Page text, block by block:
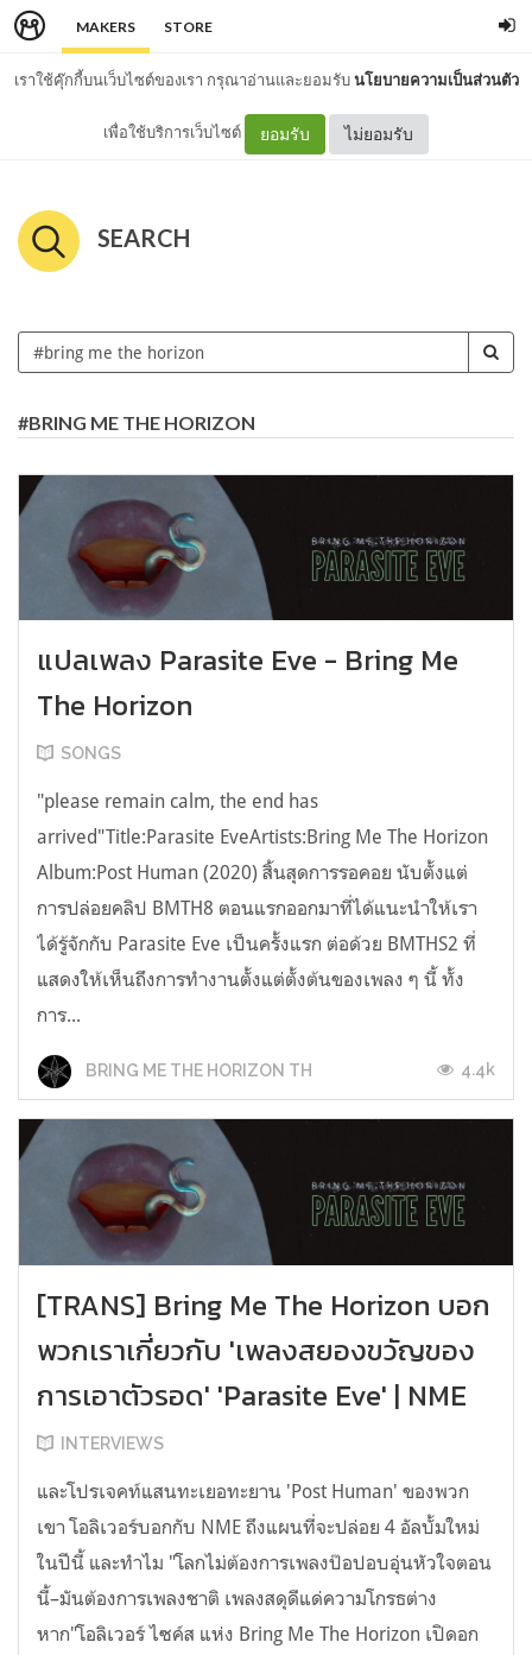
MAKERS STORE
เราใช้คุ๊กกี้บนเว็บไซต์ของเรา กรุณาอ่านและยอมรับนโยบายความเป็นส่วนตัว
เพื่อใช้บริการเว็บไซต์ ยอมรับ ไม่ยอมรับ
SEARCH
#BRING ME THE HORIZON
แปลเพลง Parasite Eve - Bring Me
The Horizon
SONGS
"please remain calm, the end has
arrived"Title:Parasite EveArtists:Bring Me The Horizon
Album:Post Human (2020) สิ้นสุดการรอคอย นับตั้งแต่
การปล่อยคลิป BMTH8 ตอนแรกออกมาที่ได้แนะนำให้เรา
ได้รู้จักกับ Parasite Eve เป็นครั้งแรก ต่อด้วย BMTHS2 ที่
แสดงให้เห็นถึงการทำงานตั้งแต่ตั้งต้นของเพลง ๆ นี้ ทั้ง
การ...
BRING ME THE HORIZON TH 4.4k
[TRANS] Bring Me The Horizon บอก
พวกเราเกี่ยวกับ 'เพลงสยองขวัญของ
การเอาตัวรอด' 'Parasite Eve' | NME
INTERVIEWS
และโปรเจคท์แสนทะเยอทะยาน 'Post Human' ของพวก
เขา โอลิเวอร์บอกกับ NME ถึงแผนที่จะปล่อย 4 อัลบั้มใหม่
ในปีนี้ และทำไม "โลกไม่ต้องการเพลงป๊อปอบอุ่นหัวใจตอน
นี้–มันต้องการเพลงชาติ เพลงสดุดีแด่ความโกรธต่าง
หาก"โอลิเวอร์ ไซค์ส แห่ง Bring Me The Horizon เปิดอก